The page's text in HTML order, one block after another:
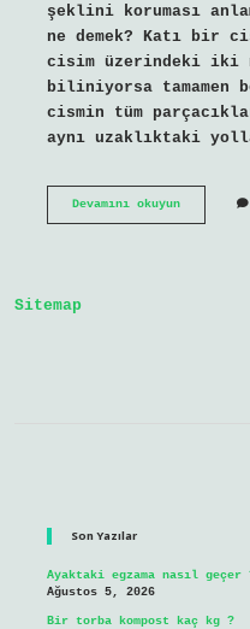
şeklini koruması
ne demek? Katı bir
cisim üzerindeki iki
biliniyorsa
cismin tüm
aynı uzaklıktaki
Devamını okuyunRijit
Sitemap
Son Yazılar
Ayaktaki egzama nasıl geçer
Ağustos 5, 2026
Bir torba kompost kaç kg ?